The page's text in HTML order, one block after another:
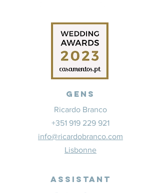
Gens
Ricardo Branco
+351 919 229 921
info@ricardobranco.com
Lisbonne
Assistant